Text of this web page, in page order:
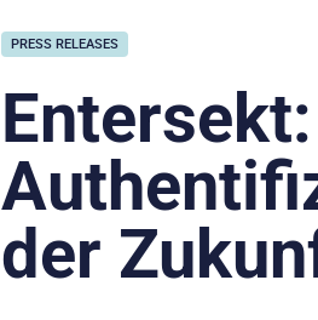
PRESS RELEASES
der